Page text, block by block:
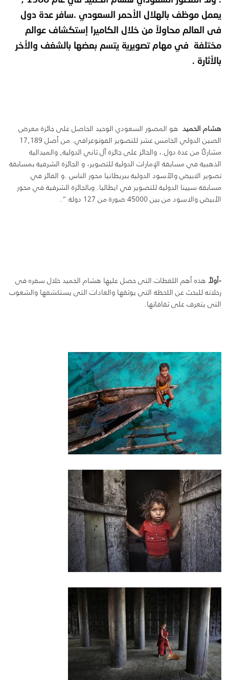
يعمل موظف بالهلال الأحمر السعودي .سافر عدة دول
فى العالم محاولاً من خلال الكاميرا إستكشاف عوالم
مختلفة في مهام تصويرية يتسم بعضها بالشغف والأخر
بالأثارة .
هشام الحميدهو المصور السعودي الوحيد الحاصل على جائزة معرض
الصين الدولي الخامس عشر للتصوير الفوتوغرافي. من أصل 17,189
مشاركًا من عدة دول.، والحائز على جائزة آل ثاني الدولية, والميدالية
الذهبية في مسابقة الإمارات الدولية للتصوير، و الجائزة الشرفية بمسابقة
تصوير الابيض والأسود الدولية ببريطانيا محور الناس .و الفائز في
مسابقة سيينا الدولية للتصوير في ايطاليا. وبالجائزة الشرفية في محور
الأبيض والاسود من بين 45000 صورة من 127 دولة “.
-أولاًهذه أهم اللقطات التى حصل عليها هشام الحميد خلال سفره فى
رحلاته للبحث عن اللحظة التى يوثقها والعادات التى يستكشفها والشعوب
التى يتعرف على ثقافاتها.